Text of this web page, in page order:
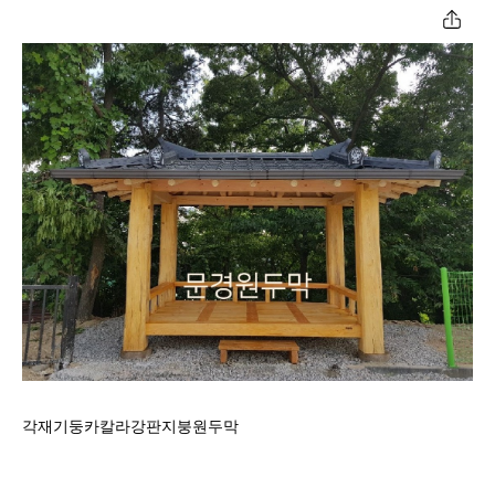
온라인문의
고객센터
육각/팔각정자
파고라
각재기둥카칼라강판지붕원두막